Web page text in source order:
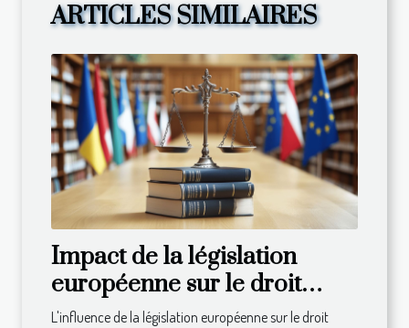
ARTICLES SIMILAIRES
Impact de la législation
européenne sur le droit
administratif français
L'influence de la législation européenne sur le droit